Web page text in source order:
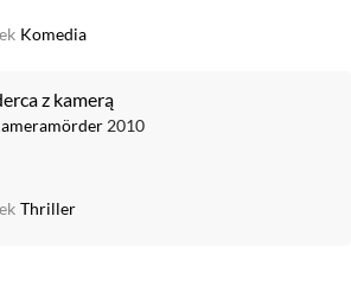
Komedia
z kamerą
2010
Thriller